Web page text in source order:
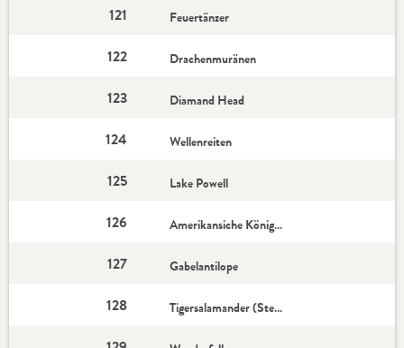
121 Feuertänzer
122 Drachenmuränen
123 Diamand Head
124 Wellenreiten
125 Lake Powell
126 Amerikansiche Königslibelle
127 Gabelantilope
128 Tigersalamander (Stern)